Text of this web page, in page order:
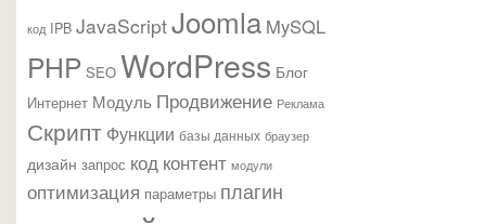
код IPB JavaScriptJoomla MySQL
PHP SEO WordPress Блог
Интернет Модуль Продвижение Реклама
Скрипт Функции базы данных браузер
дизайн запрос код контент модули
оптимизация параметры плагин